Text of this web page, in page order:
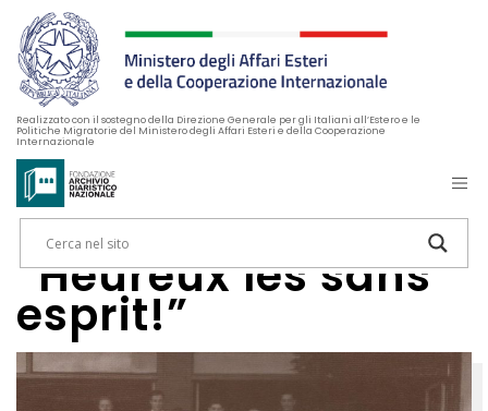
Realizzato con il sostegno della Direzione Generale per gli Italiani all’Estero e le
Politiche Migratorie del Ministero degli Affari Esteri e della Cooperazione
Internazionale
“Heureux les sans
esprit!”